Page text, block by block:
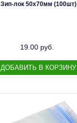
Зип-лок 50х70мм (100шт)
19.00 руб.